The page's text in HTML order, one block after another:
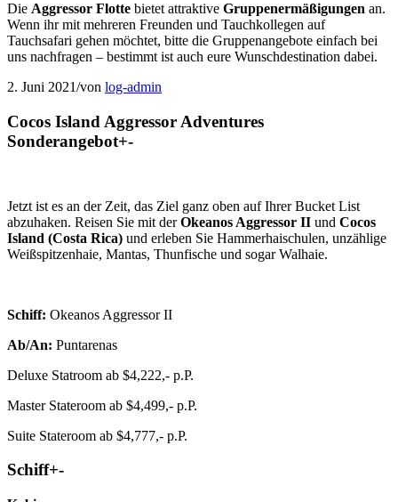
Die Aggressor Flotte bietet attraktive Gruppenermäßigungen an.
Wenn ihr mit mehreren Freunden und Tauchkollegen auf
Tauchsafari gehen möchtet, bitte die Gruppenangebote einfach bei
uns nachfragen – bestimmt ist auch eure Wunschdestination dabei.
2. Juni 2021/von log-admin
Cocos Island Aggressor Adventures
Sonderangebot+-
Jetzt ist es an der Zeit, das Ziel ganz oben auf Ihrer Bucket List
abzuhaken. Reisen Sie mit derOkeanos Aggressor II und Cocos
Island (Costa Rica) und erleben Sie Hammerhaischulen, unzählige
Weißspitzenhaie, Mantas, Thunfische und sogar Walhaie.
Schiff: Okeanos Aggressor II
Ab/An: Puntarenas
Deluxe Statroom ab $4,222,- p.P.
Master Stateroom ab $4,499,- p.P.
Suite Stateroom ab $4,777,- p.P.
Schiff+-